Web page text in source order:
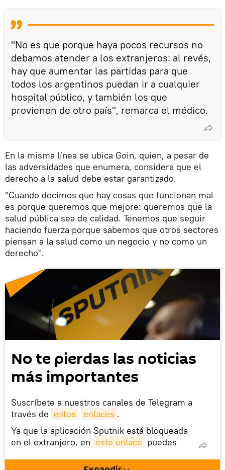
"No es que porque haya pocos recursos no
debamos atender a los extranjeros: al revés,
hay que aumentar las partidas para que
todos los argentinos puedan ir a cualquier
hospital público, y también los que
provienen de otro país", remarca el médico.
En la misma línea se ubica Goin, quien, a pesar de
las adversidades que enumera, considera que el
derecho a la salud debe estar garantizado.
"Cuando decimos que hay cosas que funcionan mal
es porque queremos que mejore: queremos que la
salud pública sea de calidad. Tenemos que seguir
haciendo fuerza porque sabemos que otros sectores
piensan a la salud como un negocio y no como un
derecho".
No te pierdas las noticias
más importantes
Suscríbete a nuestros canales de Telegram a
través de estos enlaces .
Ya que la aplicación Sputnik está bloqueada
en el extranjero, en este enlace puedes
móvil (¡solo para Android!).